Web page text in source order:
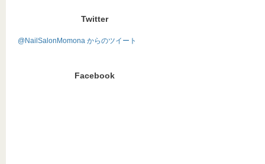
Twitter
@NailSalonMomona からのツイート
Facebook